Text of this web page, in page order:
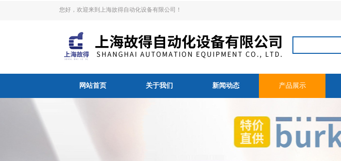
您好，欢迎来到上海故得自动化设备有限公司！
网站首页 关于我们 新闻动态 产品展示